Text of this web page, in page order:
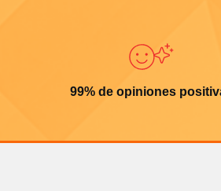
99% de opiniones